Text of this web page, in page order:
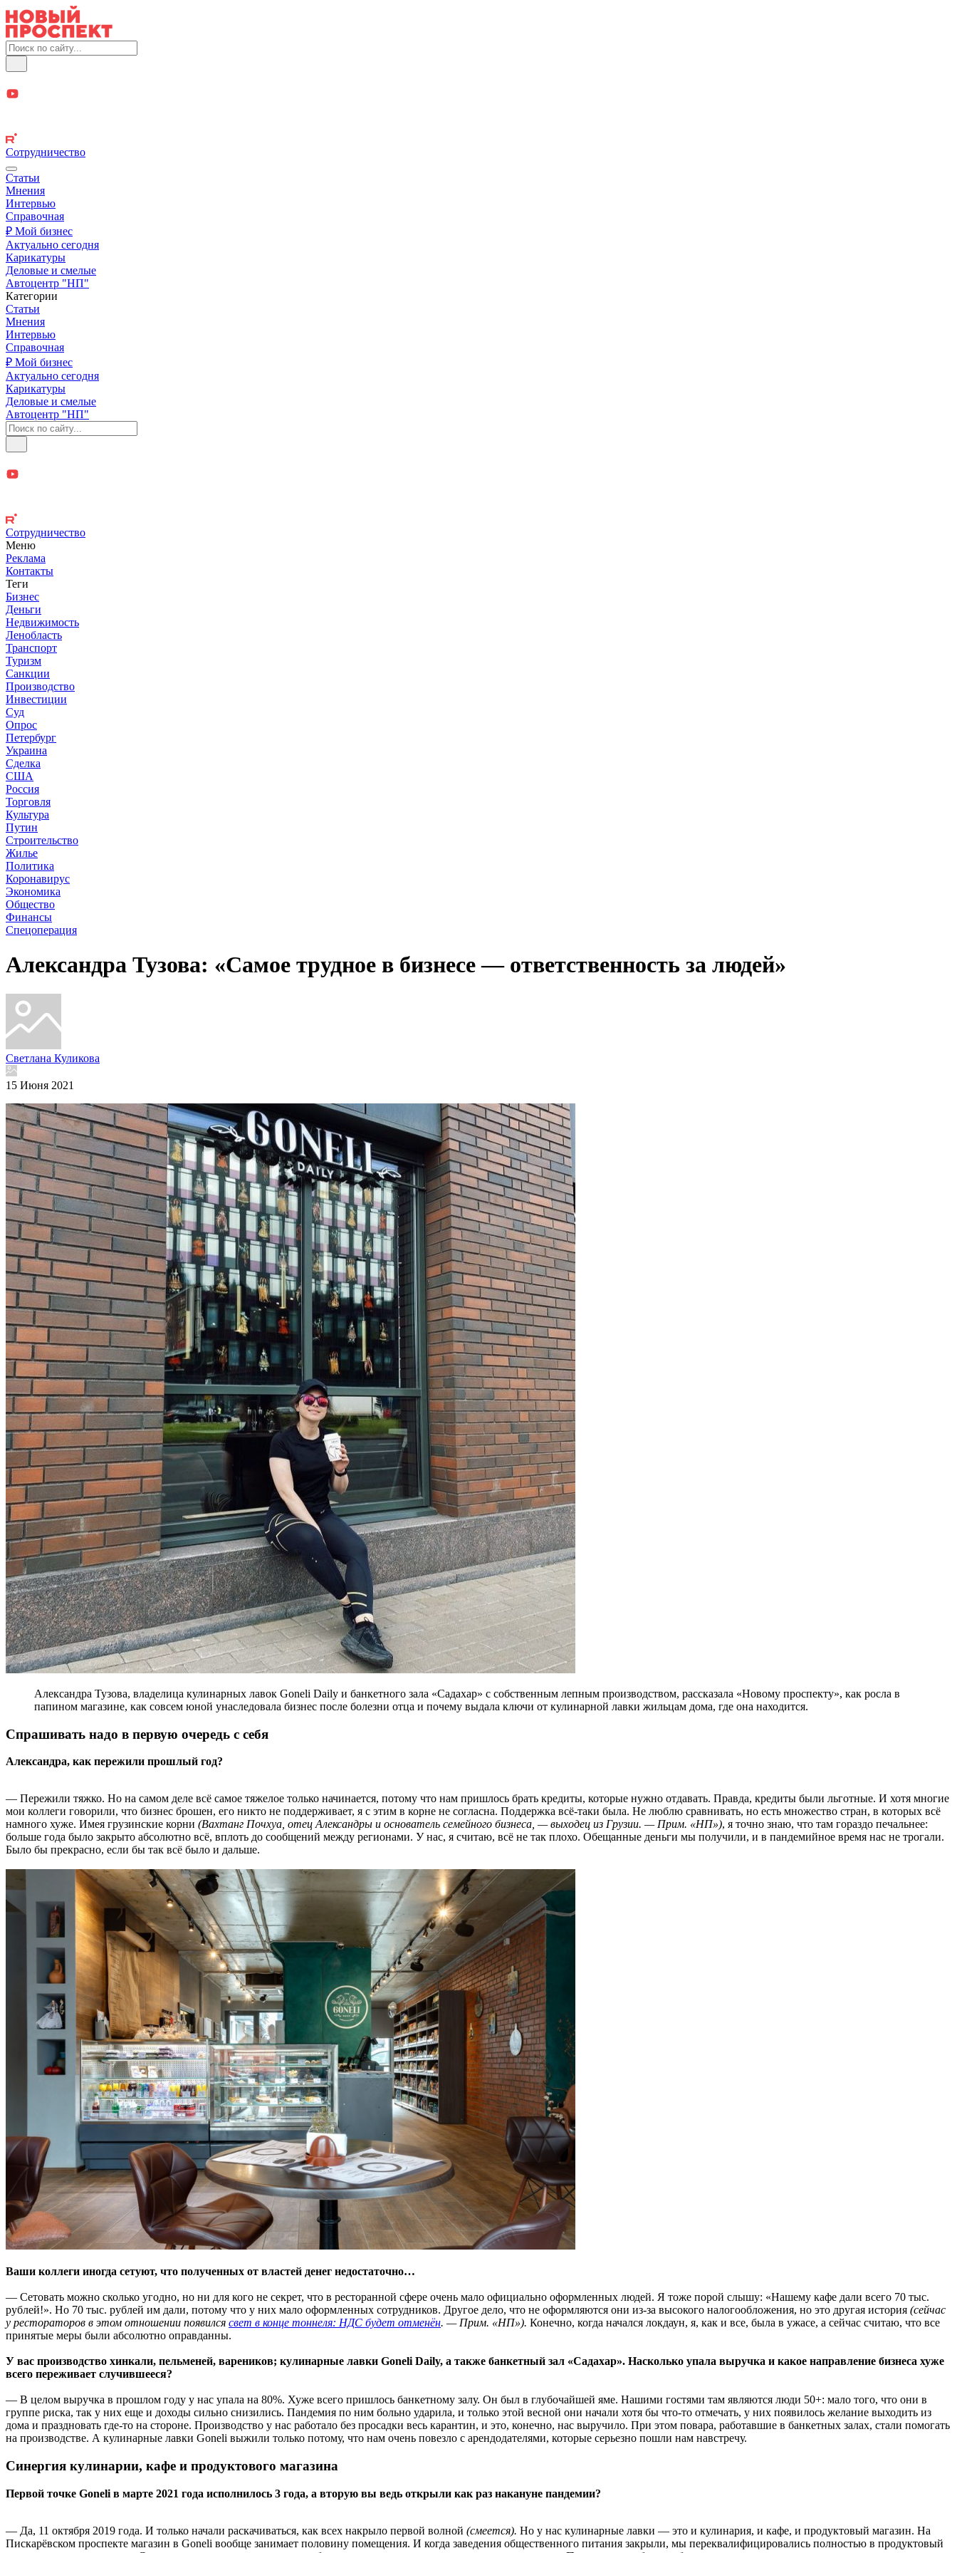
Сотрудничество
Статьи
Мнения
Интервью
Справочная
₽ Мой бизнес
Актуально сегодня
Карикатуры
Деловые и смелые
Автоцентр "НП"
Категории
Статьи
Мнения
Интервью
Справочная
₽ Мой бизнес
Актуально сегодня
Карикатуры
Деловые и смелые
Автоцентр "НП"
Сотрудничество
Меню
Реклама
Контакты
Теги
Бизнес
Деньги
Недвижимость
Ленобласть
Транспорт
Туризм
Санкции
Производство
Инвестиции
Суд
Опрос
Петербург
Украина
Сделка
США
Россия
Торговля
Культура
Путин
Строительство
Жилье
Политика
Коронавирус
Экономика
Общество
Финансы
Спецоперация
Александра Тузова: «Самое трудное в бизнесе — ответственность за людей»
Светлана Куликова
15 Июня 2021
Александра Тузова, владелица кулинарных лавок Goneli Daily и банкетного зала «Садахар» с собственным лепным производством, рассказала «Новому проспекту», как росла в
папином магазине, как совсем юной унаследовала бизнес после болезни отца и почему выдала ключи от кулинарной лавки жильцам дома, где она находится.
Спрашивать надо в первую очередь с себя
Александра, как пережили прошлый год?
— Пережили тяжко. Но на самом деле всё самое тяжелое только начинается, потому что нам пришлось брать кредиты, которые нужно отдавать. Правда, кредиты были льготные. И хотя многие
мои коллеги говорили, что бизнес брошен, его никто не поддерживает, я с этим в корне не согласна. Поддержка всё-таки была. Не люблю сравнивать, но есть множество стран, в которых всё
намного хуже. Имея грузинские корни (Вахтанг Почхуа, отец Александры и основатель семейного бизнеса, — выходец из Грузии. — Прим. «НП»), я точно знаю, что там гораздо печальнее:
больше года было закрыто абсолютно всё, вплоть до сообщений между регионами. У нас, я считаю, всё не так плохо. Обещанные деньги мы получили, и в пандемийное время нас не трогали.
Было бы прекрасно, если бы так всё было и дальше.
Ваши коллеги иногда сетуют, что полученных от властей денег недостаточно…
— Сетовать можно сколько угодно, но ни для кого не секрет, что в ресторанной сфере очень мало официально оформленных людей. Я тоже порой слышу: «Нашему кафе дали всего 70 тыс.
рублей!». Но 70 тыс. рублей им дали, потому что у них мало оформленных сотрудников. Другое дело, что не оформляются они из-за высокого налогообложения, но это другая история (сейчас
у рестораторов в этом отношении появился свет в конце тоннеля: НДС будет отменён. — Прим. «НП»). Конечно, когда начался локдаун, я, как и все, была в ужасе, а сейчас считаю, что все
принятые меры были абсолютно оправданны.
У вас производство хинкали, пельменей, вареников; кулинарные лавки Goneli Daily, а также банкетный зал «Садахар». Насколько упала выручка и какое направление бизнеса хуже
всего переживает случившееся?
— В целом выручка в прошлом году у нас упала на 80%. Хуже всего пришлось банкетному залу. Он был в глубочайшей яме. Нашими гостями там являются люди 50+: мало того, что они в
группе риска, так у них еще и доходы сильно снизились. Пандемия по ним больно ударила, и только этой весной они начали хотя бы что-то отмечать, у них появилось желание выходить из
дома и праздновать где-то на стороне. Производство у нас работало без просадки весь карантин, и это, конечно, нас выручило. При этом повара, работавшие в банкетных залах, стали помогать
на производстве. А кулинарные лавки Goneli выжили только потому, что нам очень повезло с арендодателями, которые серьезно пошли нам навстречу.
Синергия кулинарии, кафе и продуктового магазина
Первой точке Goneli в марте 2021 года исполнилось 3 года, а вторую вы ведь открыли как раз накануне пандемии?
— Да, 11 октября 2019 года. И только начали раскачиваться, как всех накрыло первой волной (смеется). Но у нас кулинарные лавки — это и кулинария, и кафе, и продуктовый магазин. На
Пискарёвском проспекте магазин в Goneli вообще занимает половину помещения. И когда заведения общественного питания закрыли, мы переквалифицировались полностью в продуктовый